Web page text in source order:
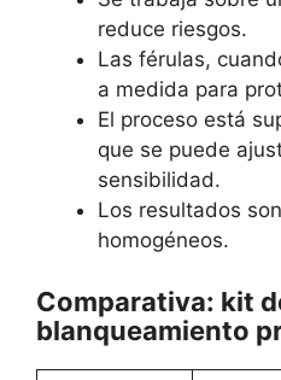
reduce riesgos.
Las férulas,
a medida para
El proceso está
que se puede
sensibilidad.
Los resultados
homogéneos.
Comparativa: kit
blanqueamiento